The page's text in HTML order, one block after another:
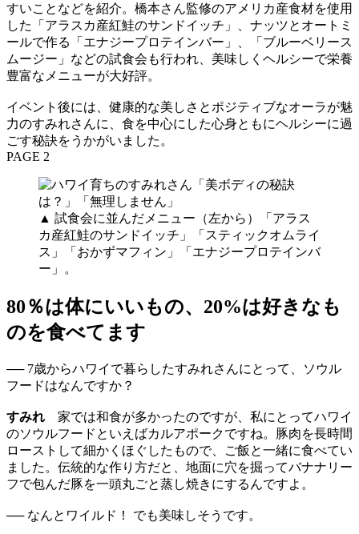
すいことなどを紹介。橋本さん監修のアメリカ産食材を使用
した「アラスカ産紅鮭のサンドイッチ」、ナッツとオートミ
ールで作る「エナジープロテインバー」、「ブルーベリース
ムージー」などの試食会も行われ、美味しくヘルシーで栄養
豊富なメニューが大好評。
イベント後には、健康的な美しさとポジティブなオーラが魅
力のすみれさんに、食を中心にした心身ともにヘルシーに過
ごす秘訣をうかがいました。
PAGE 2
▲ 試食会に並んだメニュー（左から）「アラス
カ産紅鮭のサンドイッチ」「スティックオムライ
ス」「おかずマフィン」「エナジープロテインバ
ー」。
80％は体にいいもの、20%は好きなも
のを食べてます
── 7歳からハワイで暮らしたすみれさんにとって、ソウル
フードはなんですか？
すみれ 家では和食が多かったのですが、私にとってハワイ
のソウルフードといえばカルアポークですね。豚肉を長時間
ローストして細かくほぐしたもので、ご飯と一緒に食べてい
ました。伝統的な作り方だと、地面に穴を掘ってバナナリー
フで包んだ豚を一頭丸ごと蒸し焼きにするんですよ。
── なんとワイルド！ でも美味しそうです。